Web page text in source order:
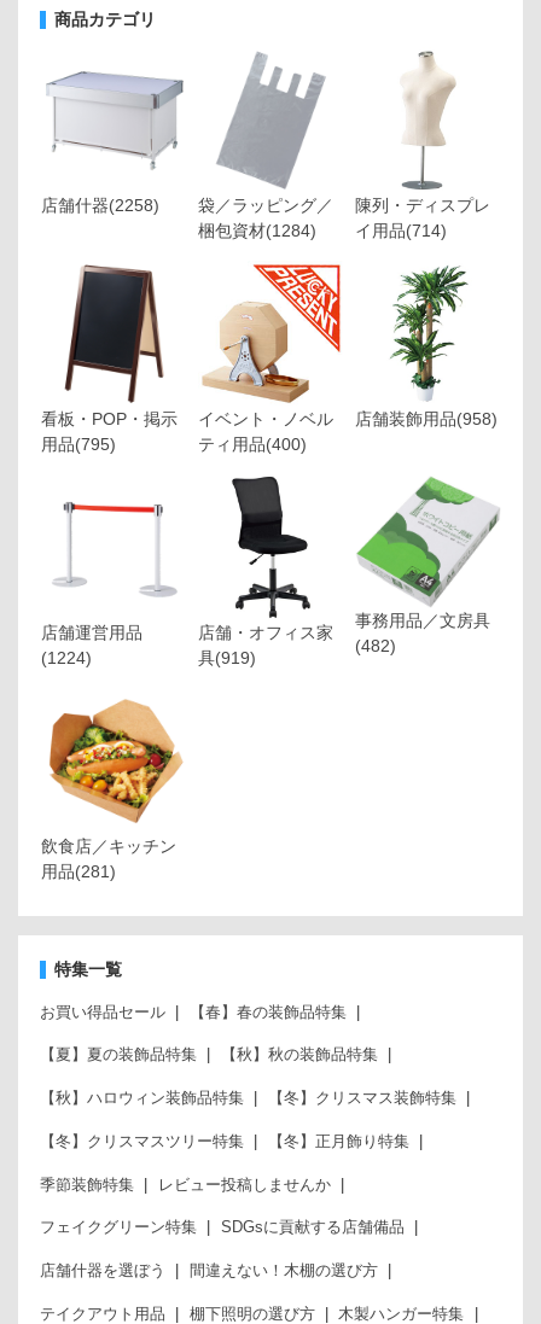
商品カテゴリ
店舗什器(2258)
袋／ラッピング／
梱包資材(1284)
陳列・ディスプレ
イ用品(714)
看板・POP・掲示
用品(795)
イベント・ノベル
ティ用品(400)
店舗装飾用品(958)
店舗運営用品
(1224)
店舗・オフィス家
具(919)
事務用品／文房具
(482)
飲食店／キッチン
用品(281)
特集一覧
お買い得品セール 【春】春の装飾品特集
【夏】夏の装飾品特集 【秋】秋の装飾品特集
【秋】ハロウィン装飾品特集 【冬】クリスマス装飾特集
【冬】クリスマスツリー特集 【冬】正月飾り特集
季節装飾特集 レビュー投稿しませんか
フェイクグリーン特集 SDGsに貢献する店舗備品
店舗什器を選ぼう 間違えない！木棚の選び方
テイクアウト用品 棚下照明の選び方 木製ハンガー特集